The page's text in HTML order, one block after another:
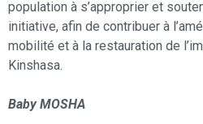
population à s’approprier et
initiative, afin de contribuer à
mobilité et à la restauration de
Kinshasa.
Baby MOSHA